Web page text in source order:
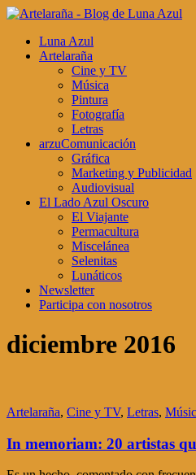
Luna Azul
Artelaraña
Cine y TV
Música
Pintura
Fotografía
Letras
arzuComunicación
Gráfica
Marketing y Publicidad
Audiovisual
El Lado Azul Oscuro
El Viajante
Permacultura
Miscelánea
Selenitas
Lunáticos
Newsletter
Participa con nosotros
diciembre 2016
Artelaraña, Cine y TV, Letras,
In memoriam: 20 artistas